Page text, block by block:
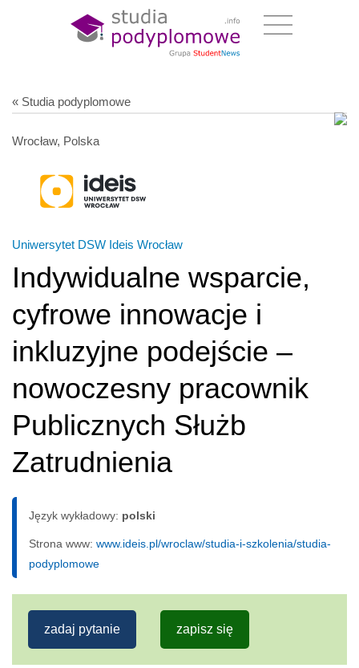
« Studia podyplomowe
Wrocław, Polska
Uniwersytet DSW Ideis Wrocław
Indywidualne wsparcie,
cyfrowe innowacje i
inkluzyjne podejście –
nowoczesny pracownik
Publicznych Służb
Zatrudnienia
Język wykładowy: polski
Strona www: www.ideis.pl/wroclaw/studia-i-szkolenia/studia-
podyplomowe
zadaj pytanie zapisz się